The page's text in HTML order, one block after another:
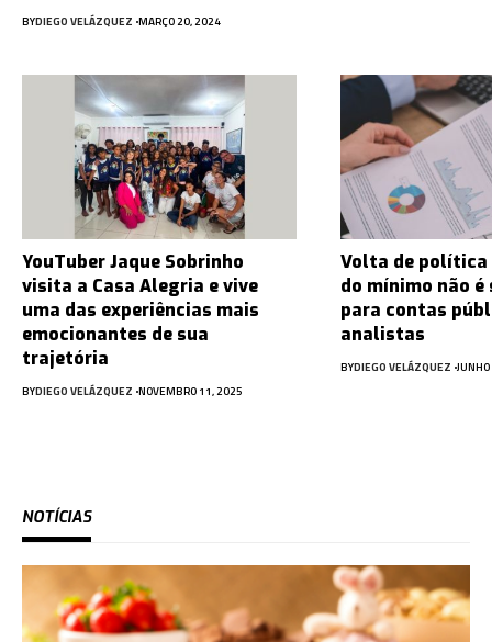
BYDIEGO VELÁZQUEZ MARÇO 20, 2024
YouTuber Jaque Sobrinho
visita a Casa Alegria e vive
uma das experiências mais
emocionantes de sua
trajetória
BYDIEGO VELÁZQUEZ NOVEMBRO 11, 2025
Volta de política
do mínimo não
para contas
analistas
BYDIEGO VELÁZQUEZ
NOTÍCIAS